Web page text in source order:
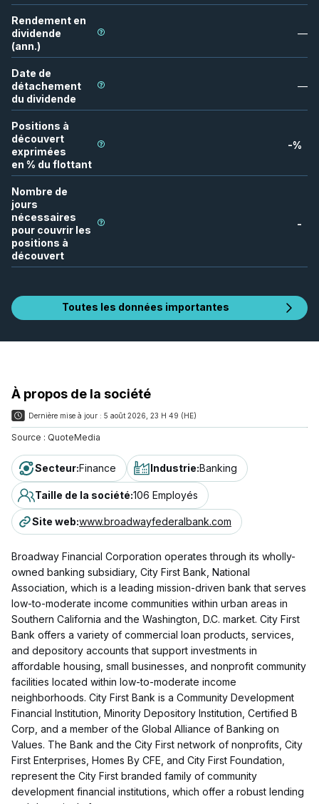
Rendement en
dividende
(ann.)
—
Date de
détachement
du dividende
—
Positions à
découvert
exprimées
en % du flottant
-%
Nombre de
jours
nécessaires
pour couvrir les
positions à
découvert
-
Toutes les données importantes
À propos de la société
Dernière mise à jour : 5 août 2026, 23 H 49 (HE)
Source : QuoteMedia
Secteur:Finance Industrie:Banking
Taille de la société:106 Employés
Site web:www.broadwayfederalbank.com
Broadway Financial Corporation operates through its wholly-
owned banking subsidiary, City First Bank, National
Association, which is a leading mission-driven bank that serves
low-to-moderate income communities within urban areas in
Southern California and the Washington, D.C. market. City First
Bank offers a variety of commercial loan products, services,
and depository accounts that support investments in
affordable housing, small businesses, and nonprofit community
facilities located within low-to-moderate income
neighborhoods. City First Bank is a Community Development
Financial Institution, Minority Depository Institution, Certified B
Corp, and a member of the Global Alliance of Banking on
Values. The Bank and the City First network of nonprofits, City
First Enterprises, Homes By CFE, and City First Foundation,
represent the City First branded family of community
development financial institutions, which offer a robust lending